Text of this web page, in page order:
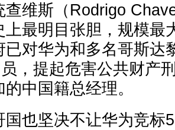
查维斯（Rodrigo
上最明目张胆，规模最
已对华为和多名哥斯达
员，提起危害公共财产
中国籍总经理。
国也坚决不让华为竞标